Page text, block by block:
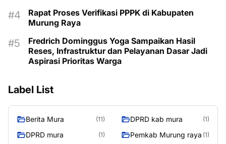
Rapat Proses Verifikasi PPPK di Kabupaten
Murung Raya
Fredrich Dominggus Yoga Sampaikan Hasil
Reses, Infrastruktur dan Pelayanan Dasar Jadi
Aspirasi Prioritas Warga
Label List
Berita Mura (11) DPRD kab mura (1)
DPRD mura (1) Pemkab Murung raya (1)